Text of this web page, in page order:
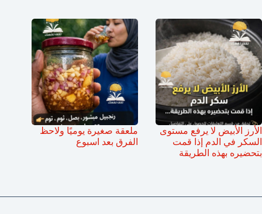
الأرز الأبيض لا يرفع مستوى
السكر في الدم إذا قمت
بتحضيره بهذه الطريقة
ملعقة صغيرة يوميًا ولاحظ
الفرق بعد اسبوع